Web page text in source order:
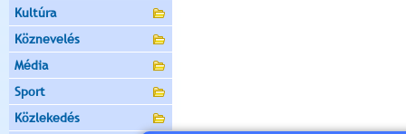
Kultúra
Köznevelés
Média
Sport
Közlekedés